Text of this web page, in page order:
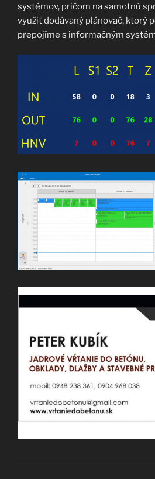
systémov, pričom na samotnú
využiť dodávaný plánovač, ktorý
prepojíme s informačným